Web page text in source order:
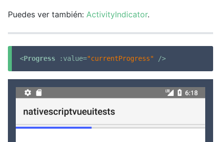
Puedes ver también: ActivityIndicator.
<Progress :value="currentProgress" />